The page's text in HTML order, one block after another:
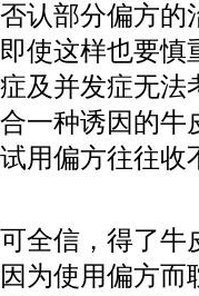
认部分偏方的
使这样也要慎
及并发症无法
一种诱因的牛
用偏方往往收
信，得了牛
为使用偏方而